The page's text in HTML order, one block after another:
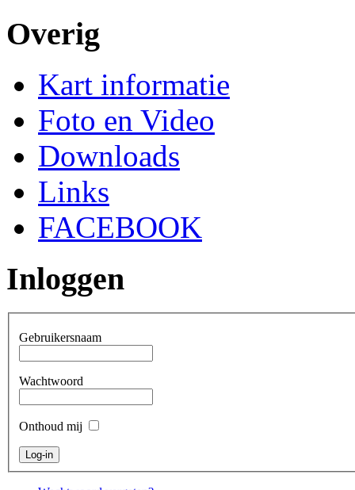
Overig
Kart informatie
Foto en Video
Downloads
Links
FACEBOOK
Inloggen
Gebruikersnaam
Wachtwoord
Onthoud mij